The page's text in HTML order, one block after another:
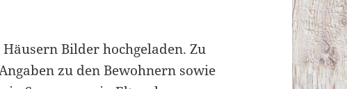
Bilder hochgeladen. Zu
zu den Bewohnern sowie